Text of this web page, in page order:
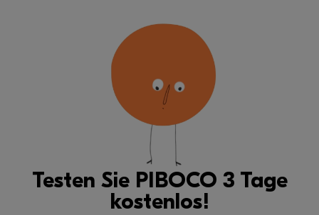
Testen Sie PIBOCO 3 Tage
kostenlos!